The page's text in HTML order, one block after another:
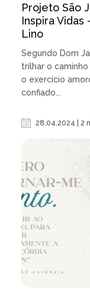
Projeto São
Inspira
Lino
Segundo Dom
trilhar o
o exercício
confiado...
28.04.2024 | 2